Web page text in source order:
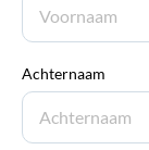
Achternaam